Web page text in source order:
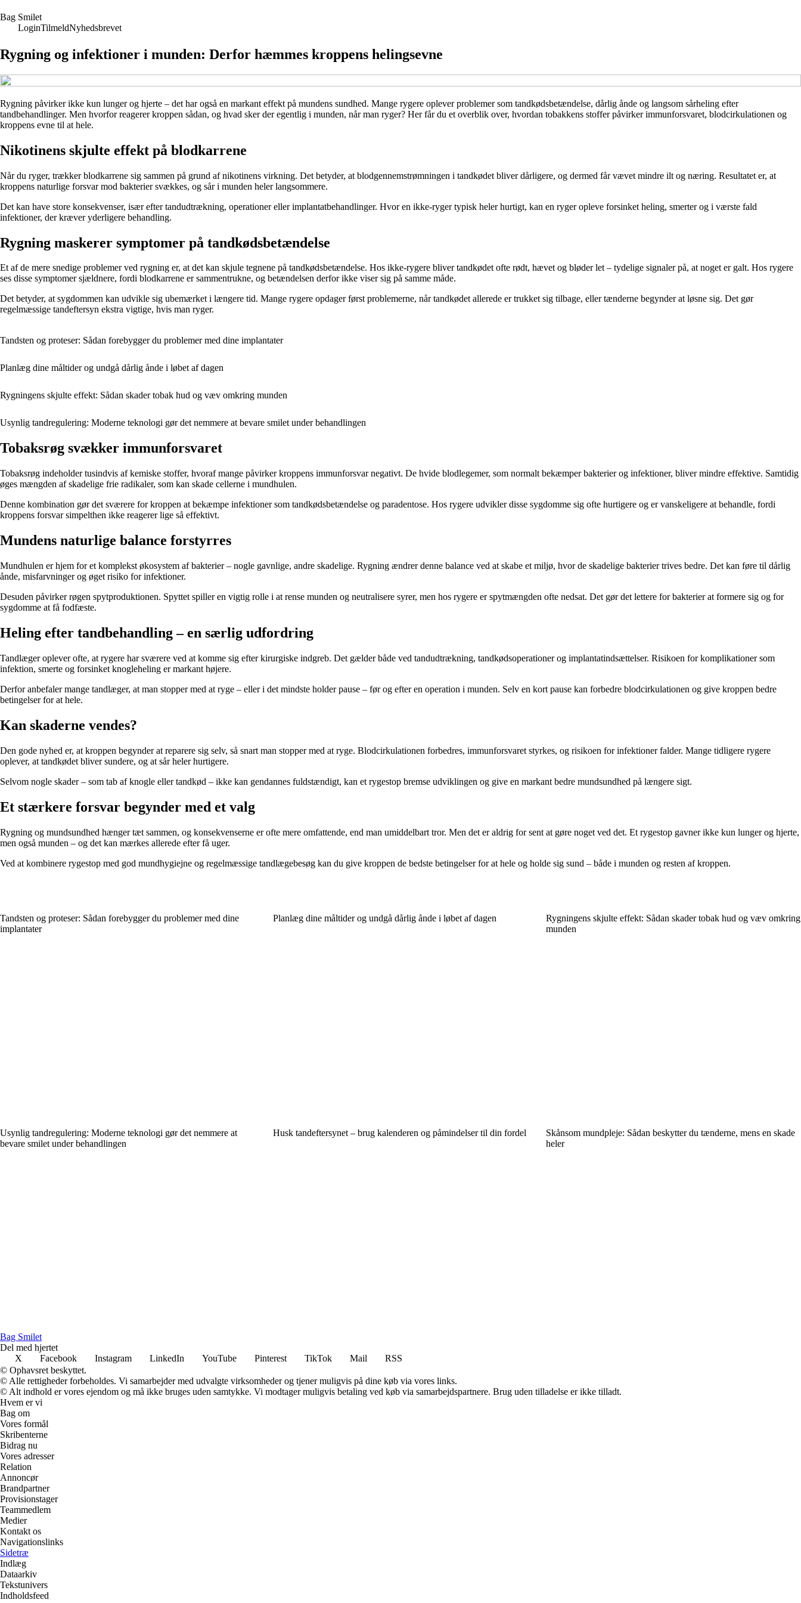
Bag Smilet
LoginTilmeldNyhedsbrevet
Rygning og infektioner i munden: Derfor hæmmes kroppens helingsevne
Rygning påvirker ikke kun lunger og hjerte – det har også en markant effekt på mundens sundhed. Mange rygere oplever problemer som tandkødsbetændelse, dårlig ånde og langsom sårheling efter
tandbehandlinger. Men hvorfor reagerer kroppen sådan, og hvad sker der egentlig i munden, når man ryger? Her får du et overblik over, hvordan tobakkens stoffer påvirker immunforsvaret, blodcirkulationen og
kroppens evne til at hele.
Nikotinens skjulte effekt på blodkarrene
Når du ryger, trækker blodkarrene sig sammen på grund af nikotinens virkning. Det betyder, at blodgennemstrømningen i tandkødet bliver dårligere, og dermed får vævet mindre ilt og næring. Resultatet er, at
kroppens naturlige forsvar mod bakterier svækkes, og sår i munden heler langsommere.
Det kan have store konsekvenser, især efter tandudtrækning, operationer eller implantatbehandlinger. Hvor en ikke-ryger typisk heler hurtigt, kan en ryger opleve forsinket heling, smerter og i værste fald
infektioner, der kræver yderligere behandling.
Rygning maskerer symptomer på tandkødsbetændelse
Et af de mere snedige problemer ved rygning er, at det kan skjule tegnene på tandkødsbetændelse. Hos ikke-rygere bliver tandkødet ofte rødt, hævet og bløder let – tydelige signaler på, at noget er galt. Hos rygere
ses disse symptomer sjældnere, fordi blodkarrene er sammentrukne, og betændelsen derfor ikke viser sig på samme måde.
Det betyder, at sygdommen kan udvikle sig ubemærket i længere tid. Mange rygere opdager først problemerne, når tandkødet allerede er trukket sig tilbage, eller tænderne begynder at løsne sig. Det gør
regelmæssige tandeftersyn ekstra vigtige, hvis man ryger.
Tandsten og proteser: Sådan forebygger du problemer med dine implantater
Planlæg dine måltider og undgå dårlig ånde i løbet af dagen
Rygningens skjulte effekt: Sådan skader tobak hud og væv omkring munden
Usynlig tandregulering: Moderne teknologi gør det nemmere at bevare smilet under behandlingen
Tobaksrøg svækker immunforsvaret
Tobaksrøg indeholder tusindvis af kemiske stoffer, hvoraf mange påvirker kroppens immunforsvar negativt. De hvide blodlegemer, som normalt bekæmper bakterier og infektioner, bliver mindre effektive. Samtidig
øges mængden af skadelige frie radikaler, som kan skade cellerne i mundhulen.
Denne kombination gør det sværere for kroppen at bekæmpe infektioner som tandkødsbetændelse og paradentose. Hos rygere udvikler disse sygdomme sig ofte hurtigere og er vanskeligere at behandle, fordi
kroppens forsvar simpelthen ikke reagerer lige så effektivt.
Mundens naturlige balance forstyrres
Mundhulen er hjem for et komplekst økosystem af bakterier – nogle gavnlige, andre skadelige. Rygning ændrer denne balance ved at skabe et miljø, hvor de skadelige bakterier trives bedre. Det kan føre til dårlig
ånde, misfarvninger og øget risiko for infektioner.
Desuden påvirker røgen spytproduktionen. Spyttet spiller en vigtig rolle i at rense munden og neutralisere syrer, men hos rygere er spytmængden ofte nedsat. Det gør det lettere for bakterier at formere sig og for
sygdomme at få fodfæste.
Heling efter tandbehandling – en særlig udfordring
Tandlæger oplever ofte, at rygere har sværere ved at komme sig efter kirurgiske indgreb. Det gælder både ved tandudtrækning, tandkødsoperationer og implantatindsættelser. Risikoen for komplikationer som
infektion, smerte og forsinket knogleheling er markant højere.
Derfor anbefaler mange tandlæger, at man stopper med at ryge – eller i det mindste holder pause – før og efter en operation i munden. Selv en kort pause kan forbedre blodcirkulationen og give kroppen bedre
betingelser for at hele.
Kan skaderne vendes?
Den gode nyhed er, at kroppen begynder at reparere sig selv, så snart man stopper med at ryge. Blodcirkulationen forbedres, immunforsvaret styrkes, og risikoen for infektioner falder. Mange tidligere rygere
oplever, at tandkødet bliver sundere, og at sår heler hurtigere.
Selvom nogle skader – som tab af knogle eller tandkød – ikke kan gendannes fuldstændigt, kan et rygestop bremse udviklingen og give en markant bedre mundsundhed på længere sigt.
Et stærkere forsvar begynder med et valg
Rygning og mundsundhed hænger tæt sammen, og konsekvenserne er ofte mere omfattende, end man umiddelbart tror. Men det er aldrig for sent at gøre noget ved det. Et rygestop gavner ikke kun lunger og hjerte,
men også munden – og det kan mærkes allerede efter få uger.
Ved at kombinere rygestop med god mundhygiejne og regelmæssige tandlægebesøg kan du give kroppen de bedste betingelser for at hele og holde sig sund – både i munden og resten af kroppen.
Tandsten og proteser: Sådan forebygger du problemer med dine
implantater
Planlæg dine måltider og undgå dårlig ånde i løbet af dagen
Rygningens skjulte effekt: Sådan skader tobak hud og væv omkring
munden
Usynlig tandregulering: Moderne teknologi gør det nemmere at
bevare smilet under behandlingen
Husk tandeftersynet – brug kalenderen og påmindelser til din fordel
Skånsom mundpleje: Sådan beskytter du tænderne, mens en skade
heler
Bag Smilet
Del med hjertet
X
Facebook Instagram LinkedIn YouTube Pinterest TikTok Mail
RSS
© Ophavsret beskyttet.
© Alle rettigheder forbeholdes. Vi samarbejder med udvalgte virksomheder og tjener muligvis på dine køb via vores links.
© Alt indhold er vores ejendom og må ikke bruges uden samtykke. Vi modtager muligvis betaling ved køb via samarbejdspartnere. Brug uden tilladelse er ikke tilladt.
Hvem er vi
Bag om
Vores formål
Skribenterne
Bidrag nu
Vores adresser
Relation
Annoncør
Brandpartner
Provisionstager
Teammedlem
Medier
Kontakt os
Navigationslinks
Sidetræ
Indlæg
Dataarkiv
Tekstunivers
Indholdsfeed